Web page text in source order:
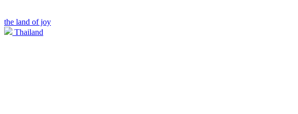
the land of joy
Thailand